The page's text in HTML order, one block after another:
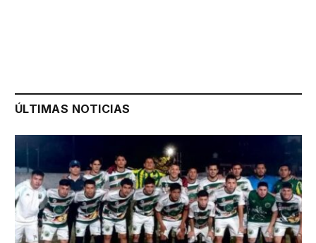
ÚLTIMAS NOTICIAS